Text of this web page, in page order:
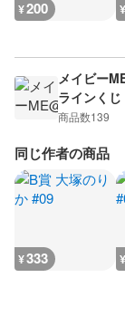
¥200 ¥
メイビー
ラインくじ
商品数139
同じ作者の商品
¥333 ¥